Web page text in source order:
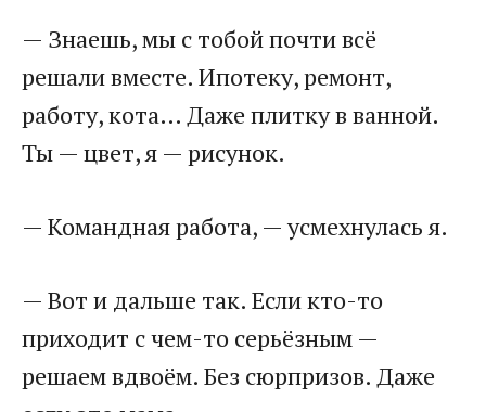
— Знаешь, мы с тобой почти всё
решали вместе. Ипотеку, ремонт,
работу, кота… Даже плитку в ванной.
Ты — цвет, я — рисунок.
— Командная работа, — усмехнулась я.
— Вот и дальше так. Если кто-то
приходит с чем-то серьёзным —
решаем вдвоём. Без сюрпризов. Даже